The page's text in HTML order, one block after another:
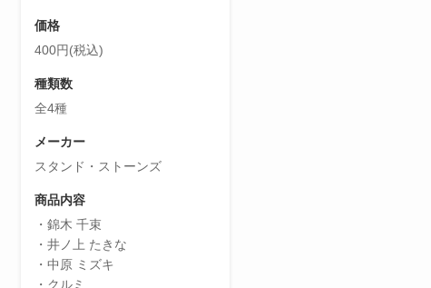
価格
400円(税込)
種類数
全4種
メーカー
スタンド・ストーンズ
商品内容
・錦木 千束
・井ノ上 たきな
・中原 ミズキ
・クルミ